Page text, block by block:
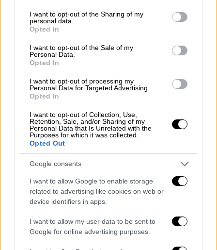
not limited to your visit or usage behaviour. You may click to
grant or deny consent to Google and its third-party tags to
use your data for below specified purposes in below Google
consent section.
I want to opt-out of the Sharing of my
personal data.
Opted In
I want to opt-out of the Sale of my
Personal Data.
Opted In
I want to opt-out of processing my
Personal Data for Targeted Advertising.
Opted In
I want to opt-out of Collection, Use,
Retention, Sale, and/or Sharing of my
Personal Data that Is Unrelated with the
Purposes for which it was collected.
Opted Out
Google consents
I want to allow Google to enable storage
related to advertising like cookies on web or
device identifiers in apps.
I want to allow my user data to be sent to
Google for online advertising purposes.
Ελλάδα|22.10.2025 22:37
Σκάνδαλο ΟΠΕΚΕΠΕ: Αποκάλυψη OPEN
μέσα σε ένα χρόνο 350.000 ευρώ -
Δήλωνε τη λίμνη Κάρλα
Πρόκειται για ένα άτομο που από το 2018
έως το 2024 πήρε παρανόμως 450.000 ευρώ